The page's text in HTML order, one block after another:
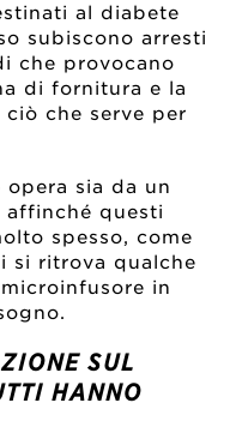
al diabete
subiscono arresti
che provocano
di fornitura e la
che serve per
sia da un
questi
spesso, come
si ritrova qualche
in
SUL
HANNO